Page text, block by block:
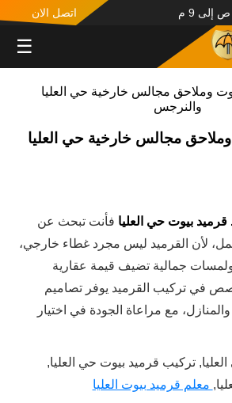
اتصل الان
☰
مجالس خارخية حي العليا
قرميد بيوت حي العليا فأنت تبحث عن
لأن القرميد ليس مجرد غطاء خارجي،
جمالية تضيف قيمة عقارية
في تركيب القرميد يوفر تصاميم
مع مراعاة الجودة في اختيار
تركيب قرميد بيوت حي العليا,
معلم قرميد بيوت العليا